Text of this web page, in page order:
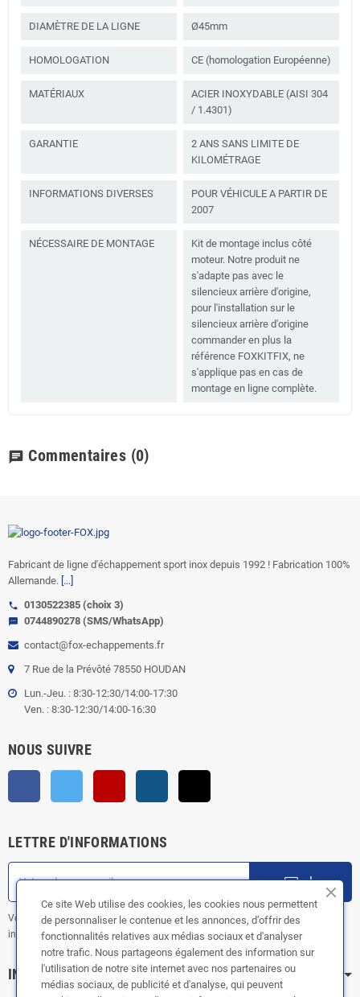
DIAMÈTRE DE LA LIGNE Ø45mm
HOMOLOGATION CE (homologation Européenne)
MATÉRIAUX
ACIER INOXYDABLE (AISI 304
/ 1.4301)
GARANTIE
2 ANS SANS LIMITE DE
KILOMÉTRAGE
INFORMATIONS DIVERSES
POUR VÉHICULE A PARTIR DE
2007
NÉCESSAIRE DE MONTAGE
Kit de montage inclus côté
moteur. Notre produit ne
s'adapte pas avec le
silencieux arrière d'origine,
pour l'installation sur le
silencieux arrière d'origine
commander en plus la
référence FOXKITFIX, ne
s'applique pas en cas de
montage en ligne complète.
chat Commentaires (0)
Fabricant de ligne d'échappement sport inox depuis 1992 ! Fabrication 100%
Allemande. [...]
call 0130522385 (choix 3)
sms
0744890278 (SMS/WhatsApp)
contact@fox-echappements.fr
7 Rue de la Prévôté 78550 HOUDAN
Lun.-Jeu. : 8:30-12:30/14:00-17:30
Ven. : 8:30-12:30/14:00-16:30
NOUS SUIVRE
Facebook Twitter YouTube Instagram
LETTRE D'INFORMATIONS
ok
Vous pouvez vous désinscrire à tout moment. Vous trouverez pour cela nos
informations de contact dans les conditions d'utilisation du site.
INFORMATION
Ce site Web utilise des cookies, les cookies nous permettent
de personnaliser le contenue et les annonces, d’offrir des
fonctionnalités relatives aux médias sociaux et d'analyser
notre trafic. Nous partageons également des information sur
l'utilisation de notre site internet avec nos partenaires ou
médias sociaux, de publicité et d'analyse, qui peuvent